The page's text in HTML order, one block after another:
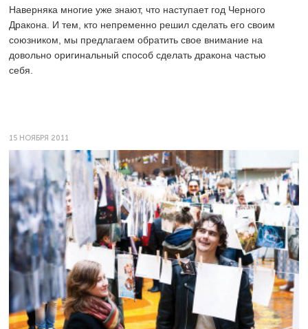
Наверняка многие уже знают, что наступает год Черного
Дракона. И тем, кто непременно решил сделать его своим
союзником, мы предлагаем обратить свое внимание на
довольно оригинальный способ сделать дракона частью
себя.
15 НОЯБРЯ 2011